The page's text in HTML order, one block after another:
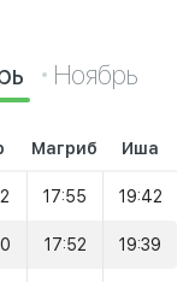
Ноябрь
Магриб Иша
17:55 19:42
17:52 19:39